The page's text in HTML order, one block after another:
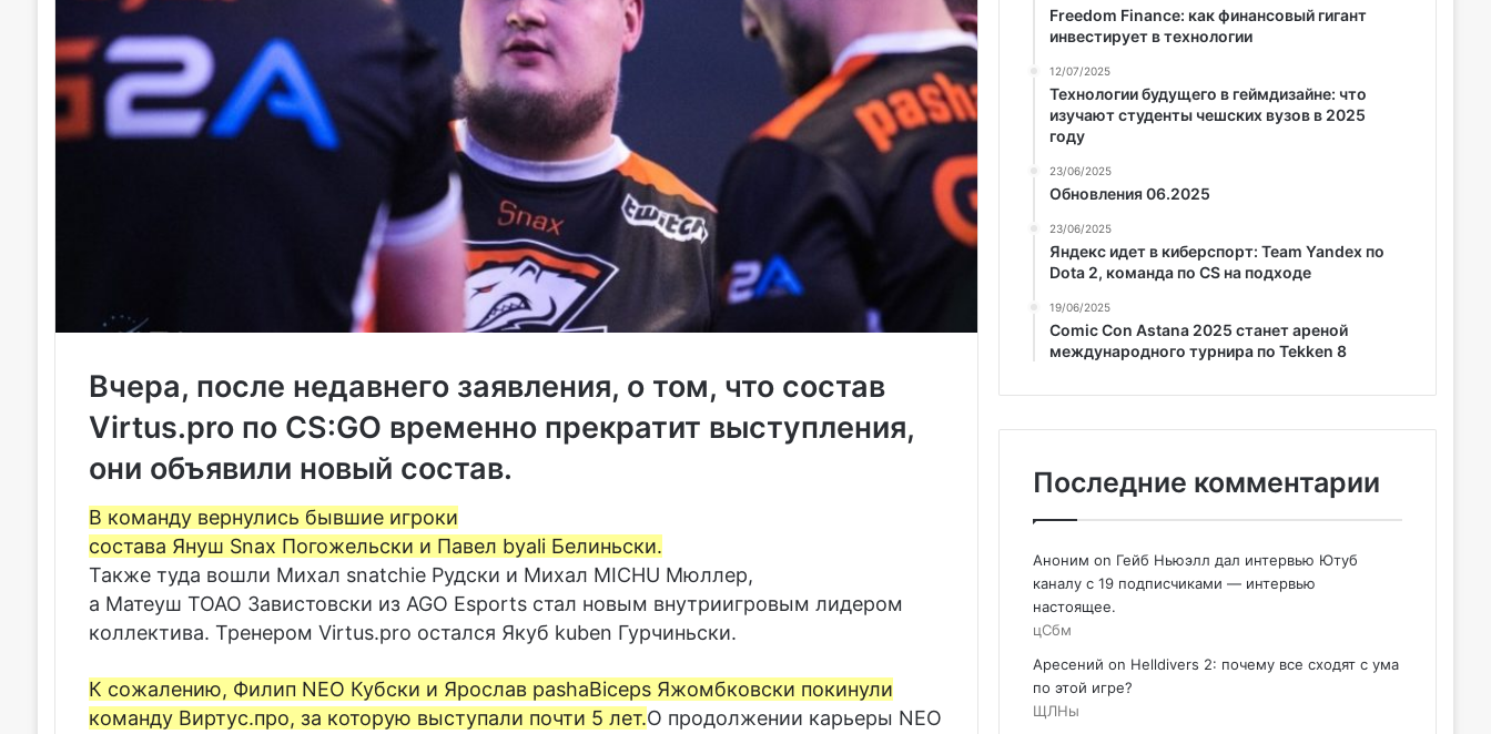
Вчера, после недавнего заявления, о том, что состав
Virtus.proпо CS:GO временно прекратит выступления,
они объявили новый состав.
В команду вернулись бывшие игроки
состава Януш Snax Погожельски и Павел byali Белиньски.
Также туда вошли Михал snatchie Рудски и Михал MICHU Мюллер,
а Матеуш TOAO Завистовски из AGO Esportsстал новым внутриигровым лидером
коллектива. Тренером Virtus.pro остался Якуб kuben Гурчиньски.
К сожалению, Филип NEO Кубски и Ярослав pashaBiceps Яжомбковски покинули
команду Виртус.про, за которую выступали почти 5 лет.О продолжении карьеры NEO
Freedom Finance: как финансовый гигант
инвестирует в технологии
12/07/2025
Технологии будущего в геймдизайне: что
изучают студенты чешских вузов в 2025
году
23/06/2025
Обновления 06.2025
23/06/2025
Яндекс идет в киберспорт: Team Yandex по
Dota 2, команда по CS на подходе
19/06/2025
Comic Con Astana 2025 станет ареной
международного турнира по Tekken 8
Последние комментарии
Аноним on Гейб Ньюэлл дал интервью Ютуб
каналу с 19 подписчиками — интервью
настоящее.
цСбм
Аресений on Helldivers 2: почему все сходят с ума
по этой игре?
ЩЛНы